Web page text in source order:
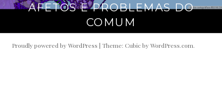
AFETOS E PROBLEMAS DO
COMUM
Proudly powered by WordPress | Theme: Cubic byWordPress.com.